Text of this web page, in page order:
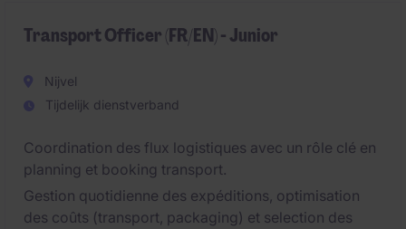
Transport Officer (FR/EN) - Junior
Nijvel
Tijdelijk dienstverband
Coordination des flux logistiques avec un rôle clé en
planning et booking transport.
Gestion quotidienne des expéditions, optimisation
des coûts (transport, packaging) et selection des